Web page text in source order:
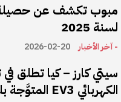
مبوب تكشف عن حصيلة
لسنة 2025
- آخر الأخبار 2026-02-20
سيتي كارز – كيا تطلق
الكهربائي EV3 المتوَّجة بلقب سيارة العام عالميًا